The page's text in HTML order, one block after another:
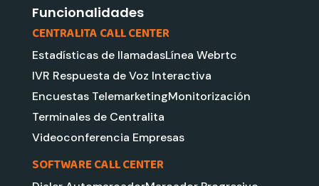
Funcionalidades
CENTRALITA CALL CENTER
Estadísticas de llamadasLínea Webrtc
IVR Respuesta de Voz Interactiva
Encuestas TelemarketingMonitorización
Terminales de Centralita
Videoconferencia Empresas
SOFTWARE CALL CENTER